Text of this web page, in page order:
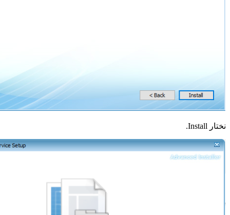
نختار Install.